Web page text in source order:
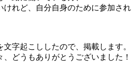
けれど、自分自身のために参加され
字起こししたので、掲載します。
どうもありがとうございました！